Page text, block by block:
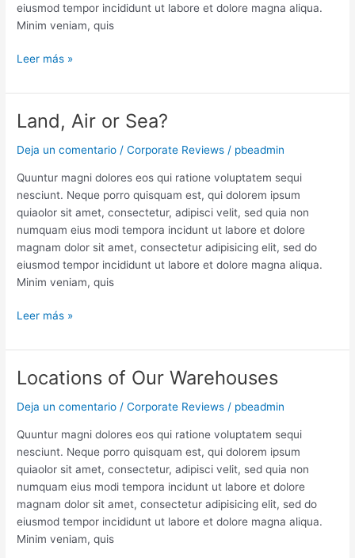
eiusmod tempor incididunt ut labore et dolore magna aliqua.
Minim veniam, quis
Leer más »
Land, Air or Sea?
Deja un comentario /Corporate Reviews / pbeadmin
Quuntur magni dolores eos qui ratione voluptatem sequi
nesciunt. Neque porro quisquam est, qui dolorem ipsum
quiaolor sit amet, consectetur, adipisci velit, sed quia non
numquam eius modi tempora incidunt ut labore et dolore
magnam dolor sit amet, consectetur adipisicing elit, sed do
eiusmod tempor incididunt ut labore et dolore magna aliqua.
Minim veniam, quis
Land,
or
Leer más »
Locations of Our Warehouses
Deja un comentario /Corporate Reviews / pbeadmin
Quuntur magni dolores eos qui ratione voluptatem sequi
nesciunt. Neque porro quisquam est, qui dolorem ipsum
quiaolor sit amet, consectetur, adipisci velit, sed quia non
numquam eius modi tempora incidunt ut labore et dolore
magnam dolor sit amet, consectetur adipisicing elit, sed do
eiusmod tempor incididunt ut labore et dolore magna aliqua.
Minim veniam, quis
Locations
Our